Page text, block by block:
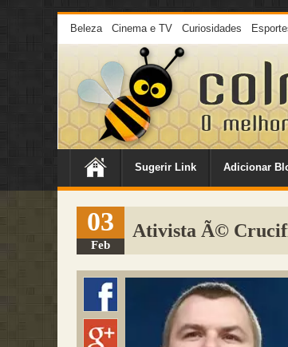
Beleza Cinema e TV Curiosidades
Sugerir Link Adicionar
03
Feb
Ativista Ã©